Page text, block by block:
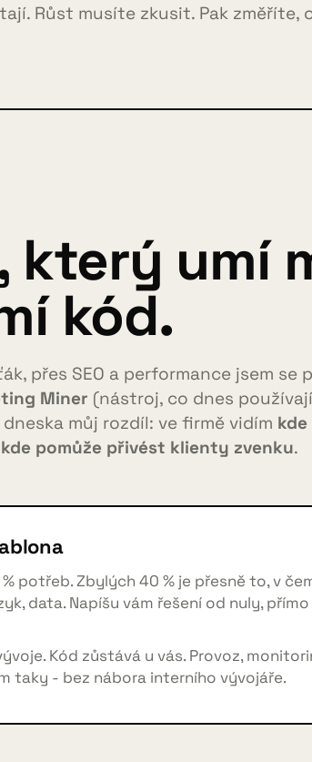
Růst musíte zkusit. Pak změříte,
který umí
kód.
přes SEO a performance jsem se
Miner (nástroj, co dnes
dneska můj rozdíl: ve firmě vidím
kde pomůže přivést klienty zvenku.
potřeb. Zbylých 40 % je přesně to, v
data. Napíšu vám řešení od nuly, přímo
Kód zůstává u vás. Provoz,
taky - bez nábora interního vývojáře.